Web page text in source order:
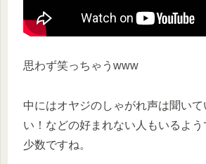
思わず笑っちゃうwww
中にはオヤジのしゃがれ声は聞い
い！などの好まれない人もいるよう
少数ですね。